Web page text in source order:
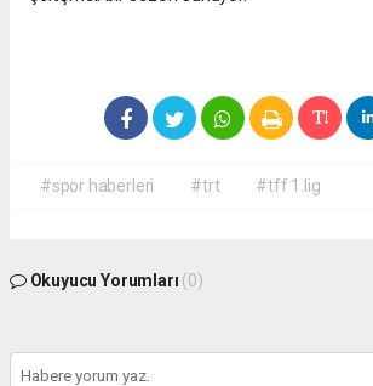
#spor haberleri #trt #tff 1.lig
Okuyucu Yorumları (0)